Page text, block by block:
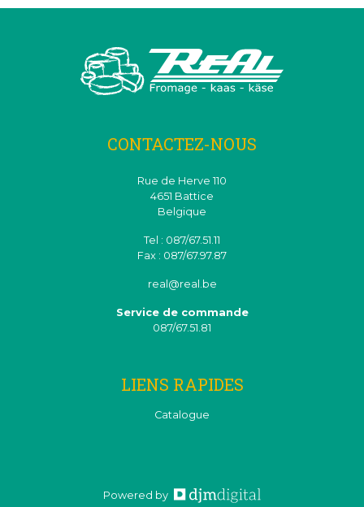
CONTACTEZ-NOUS
Rue de Herve 110
4651 Battice
Belgique
Tel : 087/67.51.11
Fax : 087/67.97.87
real@real.be
Service de commande
087/67.51.81
LIENS RAPIDES
Catalogue
Powered by